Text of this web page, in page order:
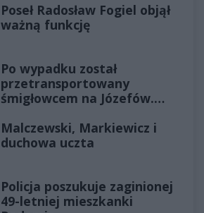
Poseł Radosław Fogiel objął
ważną funkcję
Po wypadku został
przetransportowany
śmigłowcem na Józefów.
Malczewski, Markiewicz i
duchowa uczta
Policja poszukuje zaginionej
49-letniej mieszkanki